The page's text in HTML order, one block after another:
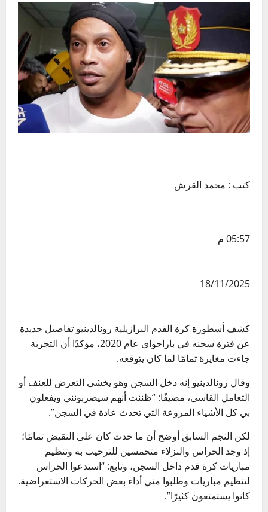
كتب : محمد القرش
05:57 م
18/11/2025
كشف أسطورة كرة القدم البرازيلية رونالدينيو تفاصيل جديدة
عن فترة سجنه في باراجواي عام 2020، مؤكدًا أن التجربة
جاءت مغايرة تمامًا لما كان يتوقعه.
وقال رونالدينيو إنه دخل السجن وهو يخشى التعرض للعنف أو
التعامل القاسي، مضيفًا: “ظننت أنهم سيضربونني ويفعلون
بي كل الأشياء المروعة التي تحدث عادة في السجن”.
لكن النجم السابق أوضح أن ما حدث كان على النقيض تمامًا؛
إذ وجد الحراس والنزلاء متحمسين للترحيب به وتنظيم
مباريات كرة قدم داخل السجن، وتابع: “استدعوا الحراس
لتنظيم مباريات وطلبوا مني أداء بعض الحركات الاستعراضية.
كانوا يستمتعون كثيرًا”.